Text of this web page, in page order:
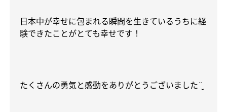
日本中が幸せに包まれる瞬間を生きているうちに経
験できたことがとても幸せです！
たくさんの勇気と感動をありがとうございました¨̮